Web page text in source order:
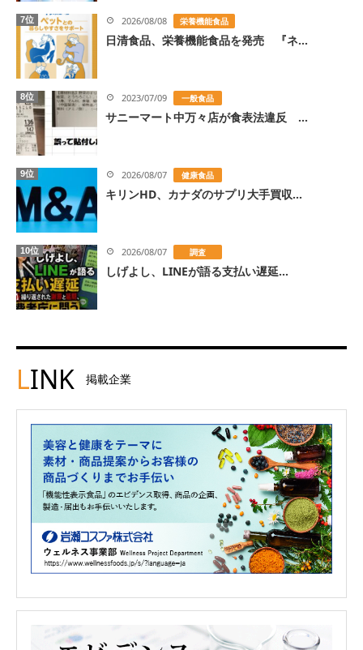
7位 2026/08/08 栄養機能食品
日清食品、栄養機能食品を発売 『ネ...
8位 2023/07/09 一般食品
サニーマート中万々店が食表法違反 ...
9位 2026/08/07 健康食品
キリンHD、カナダのサプリ大手買収...
10位 2026/08/07 調査
しげよし、LINEが語る支払い遅延...
LINK 掲載企業